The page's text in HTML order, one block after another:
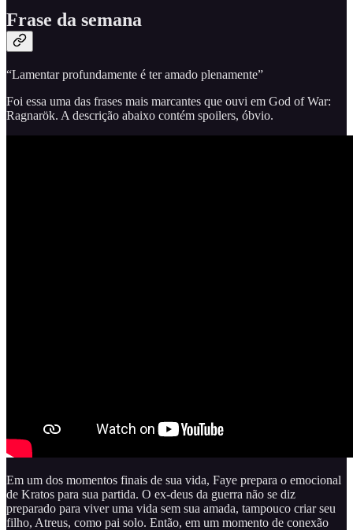
Frase da semana
“Lamentar profundamente é ter amado plenamente”
Foi essa uma das frases mais marcantes que ouvi em God of War:
Ragnarök. A descrição abaixo contém spoilers, óbvio.
Em um dos momentos finais de sua vida, Faye prepara o emocional
de Kratos para sua partida. O ex-deus da guerra não se diz
preparado para viver uma vida sem sua amada, tampouco criar seu
filho, Atreus, como pai solo. Então, em um momento de conexão